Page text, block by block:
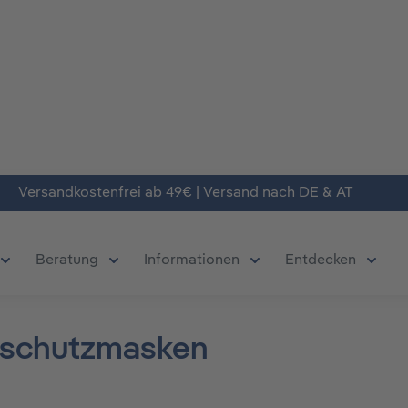
Versandkostenfrei ab 49€ | Versand nach DE & AT
das Dropdown der Kategorie Produkte
Öffne oder Schließe das Dropdown der Kategorie Deals
Beratung Informationen
Öffne oder Schließe
Entdecken
Öffne